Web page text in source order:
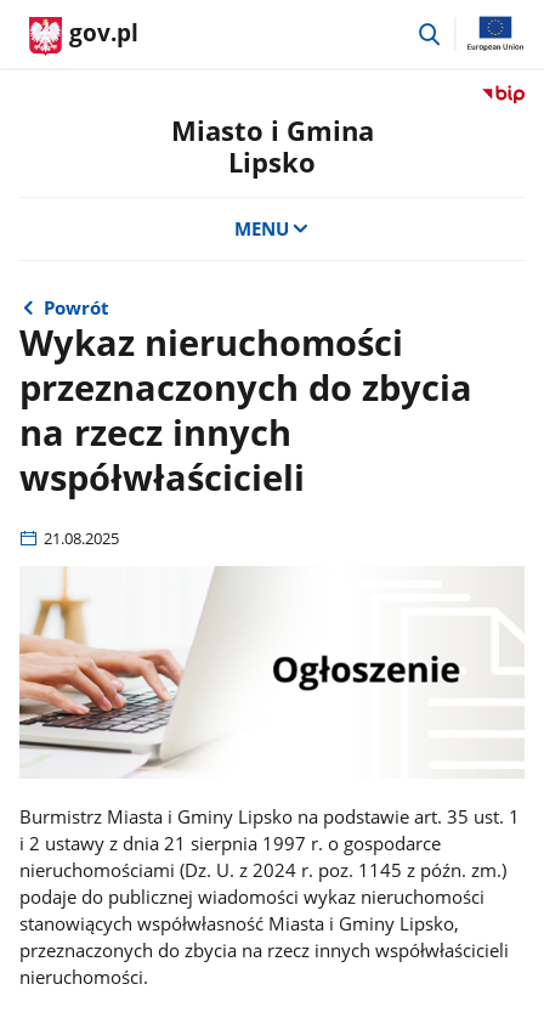
gov.pl
przejdź
Przejdź
Miasto i Gmina
Lipsko
MENU
Powrót
Wykaz nieruchomości
przeznaczonych do zbycia
na rzecz innych
współwłaścicieli
21.08.2025
Burmistrz Miasta i Gminy Lipsko na podstawie art. 35 ust. 1
i 2 ustawy z dnia 21 sierpnia 1997 r. o gospodarce
nieruchomościami (Dz. U. z 2024 r. poz. 1145 z późn. zm.)
podaje do publicznej wiadomości wykaz nieruchomości
stanowiących współwłasność Miasta i Gminy Lipsko,
przeznaczonych do zbycia na rzecz innych współwłaścicieli
nieruchomości.